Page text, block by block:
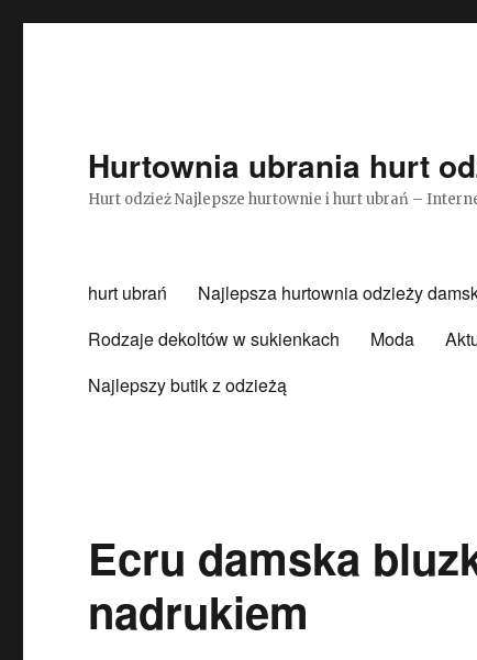
Hurtownia ubrania hurt
Hurt odzież Najlepsze hurtownie i hurt ubrań –
hurt ubrań Najlepsza hurtownia odzieży
Rodzaje dekoltów w sukienkach
Moda
Najlepszy butik z odzieżą
Ecru damska
nadrukiem